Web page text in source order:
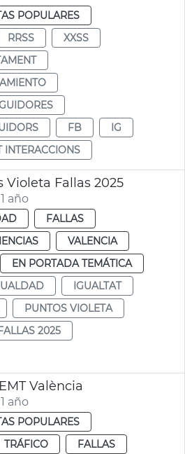
POPULARES
RRSS
XXSS
FB
IG
INTERACCIONS
Violeta Fallas 2025
año
FALLAS
VALENCIA
EN PORTADA TEMÁTICA
IGUALTAT
PUNTOS VIOLETA
2025
València
año
POPULARES
TRÁFICO FALLAS